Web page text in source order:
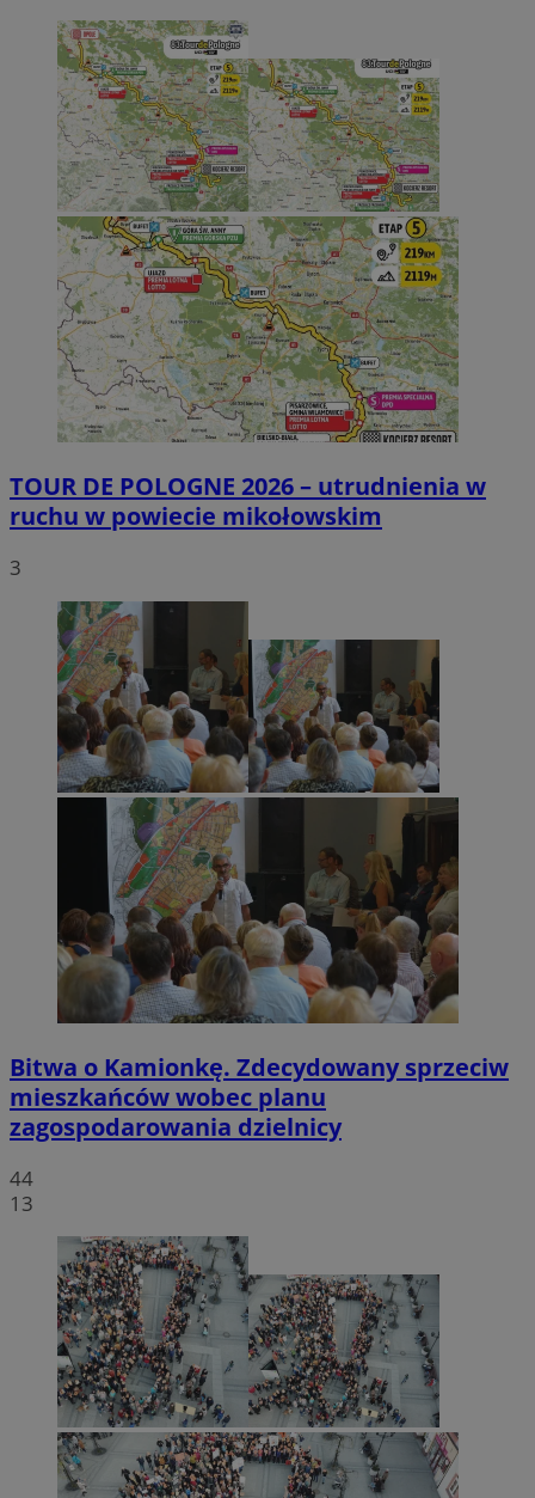
TOUR DE POLOGNE 2026 – utrudnienia w
ruchu w powiecie mikołowskim
3
Bitwa o Kamionkę. Zdecydowany sprzeciw
mieszkańców wobec planu
zagospodarowania dzielnicy
44
13